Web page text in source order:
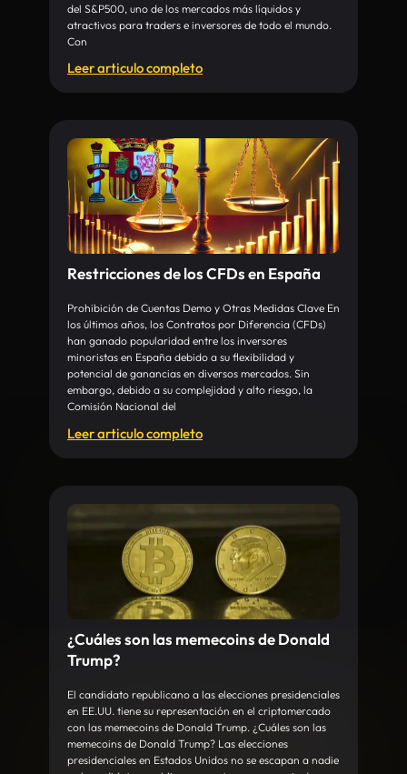
del S&P500, uno de los mercados más líquidos y
atractivos para traders e inversores de todo el mundo.
Con
Leer articulo completo
Restricciones de los CFDs en España
Prohibición de Cuentas Demo y Otras Medidas Clave En
los últimos años, los Contratos por Diferencia (CFDs)
han ganado popularidad entre los inversores
minoristas en España debido a su flexibilidad y
potencial de ganancias en diversos mercados. Sin
embargo, debido a su complejidad y alto riesgo, la
Comisión Nacional del
Leer articulo completo
¿Cuáles son las memecoins de Donald
Trump?
El candidato republicano a las elecciones presidenciales
en EE.UU. tiene su representación en el criptomercado
con las memecoins de Donald Trump. ¿Cuáles son las
memecoins de Donald Trump? Las elecciones
presidenciales en Estados Unidos no se escapan a nadie